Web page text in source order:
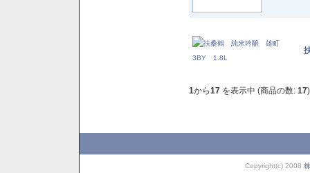
1から17 を表示中 (商品の数: 17)
Copyright(c) 2008